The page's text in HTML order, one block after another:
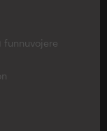
funnuvojere